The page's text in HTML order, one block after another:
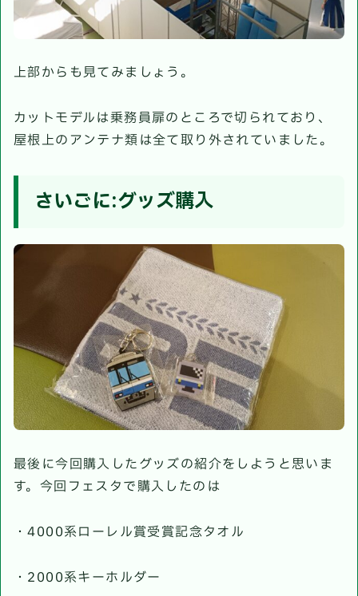
上部からも見てみましょう。
カットモデルは乗務員扉のところで切られており、
屋根上のアンテナ類は全て取り外されていました。
さいごに:グッズ購入
最後に今回購入したグッズの紹介をしようと思いま
す。今回フェスタで購入したのは
・4000系ローレル賞受賞記念タオル
・2000系キーホルダー